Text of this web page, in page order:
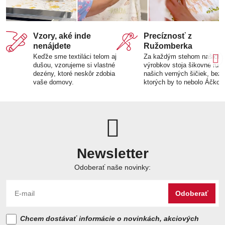
Vzory, aké inde
nenájdete
Keďže sme textiláci telom aj
dušou, vzorujeme si vlastné
dezény, ktoré neskôr zdobia
vaše domovy.
Precíznosť z
Ružomberka
Za každým stehom našich
výrobkov stoja šikovné ruky
našich verných šičiek, bez
ktorých by to nebolo Áčko.
Newsletter
Odoberať naše novinky:
Odoberať
Chcem dostávať informácie o novinkách, akciových